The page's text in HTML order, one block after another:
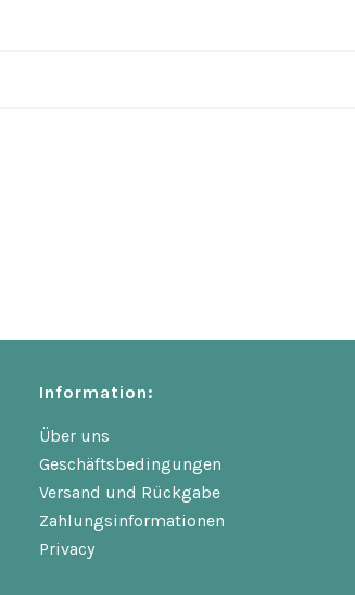
Information:
Über uns
Geschäftsbedingungen
Versand und Rückgabe
Zahlungsinformationen
Privacy